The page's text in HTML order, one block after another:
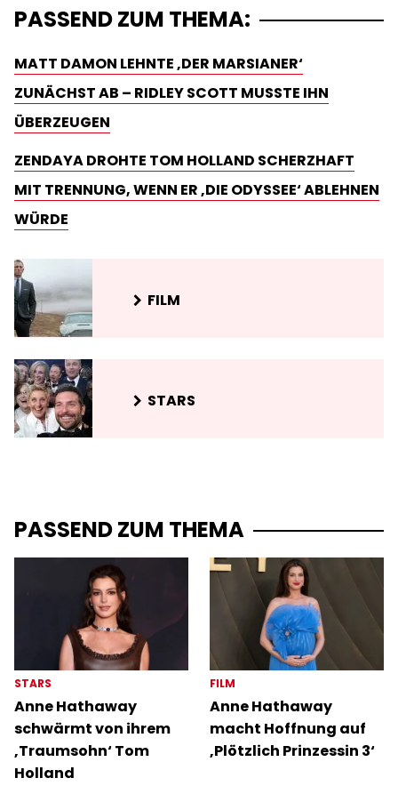
PASSEND ZUM THEMA:
MATT DAMON LEHNTE ‚DER MARSIANER‘
ZUNÄCHST AB – RIDLEY SCOTT MUSSTE IHN
ÜBERZEUGEN
ZENDAYA DROHTE TOM HOLLAND SCHERZHAFT
MIT TRENNUNG, WENN ER ‚DIE ODYSSEE‘ ABLEHNEN
WÜRDE
FILM
STARS
PASSEND ZUM THEMA
STARS
Anne Hathaway
schwärmt von ihrem
‚Traumsohn‘ Tom
Holland
FILM
Anne Hathaway
macht Hoffnung auf
‚Plötzlich Prinzessin 3‘